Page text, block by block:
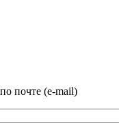
почте (e-mail)